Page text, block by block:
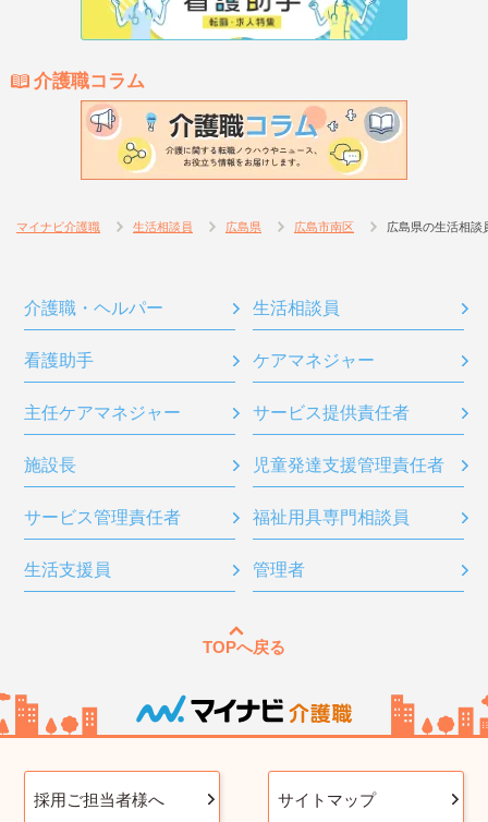
介護職コラム
マイナビ介護職 生活相談員 広島県 広島市南区 広島県の生活相談
介護職・ヘルパー 生活相談員
看護助手 ケアマネジャー
主任ケアマネジャー サービス提供責任者
施設長 児童発達支援管理責任者
サービス管理責任者 福祉用具専門相談員
生活支援員 管理者
TOPへ戻る
採用ご担当者様へ サイトマップ